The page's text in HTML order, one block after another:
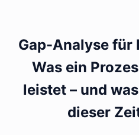
Gap-Analyse für
Was ein
leistet – und
dieser